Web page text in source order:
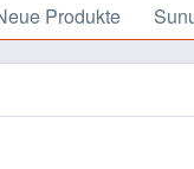
Produkte